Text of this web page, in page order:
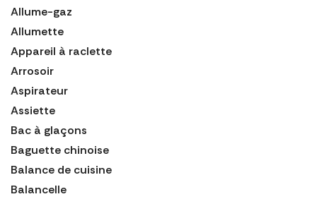
Allume-gaz
Allumette
Appareil à raclette
Arrosoir
Aspirateur
Assiette
Bac à glaçons
Baguette chinoise
Balance de cuisine
Balancelle